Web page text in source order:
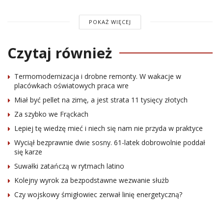
POKAŻ WIĘCEJ
Czytaj również
Termomodernizacja i drobne remonty. W wakacje w
placówkach oświatowych praca wre
Miał być pellet na zimę, a jest strata 11 tysięcy złotych
Za szybko we Frąckach
Lepiej tę wiedzę mieć i niech się nam nie przyda w praktyce
Wyciął bezprawnie dwie sosny. 61-latek dobrowolnie poddał
się karze
Suwałki zatańczą w rytmach latino
Kolejny wyrok za bezpodstawne wezwanie służb
Czy wojskowy śmigłowiec zerwał linię energetyczną?